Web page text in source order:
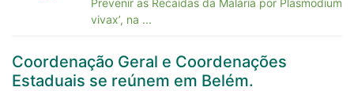
Prevenir as Recaídas da Malária por Plasmodium
vivax’, na ...
Coordenação Geral e Coordenações
Estaduais se reúnem em Belém.